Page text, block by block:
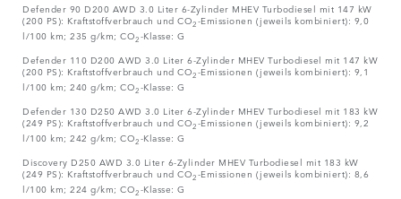
Defender 90 D200 AWD 3.0 Liter 6-Zylinder MHEV Turbodiesel mit 147 kW
(200 PS): Kraftstoffverbrauch und CO2-Emissionen (jeweils kombiniert): 9,0
l/100 km; 235 g/km; CO2-Klasse: G
Defender 110 D200 AWD 3.0 Liter 6-Zylinder MHEV Turbodiesel mit 147 kW
(200 PS): Kraftstoffverbrauch und CO2-Emissionen (jeweils kombiniert): 9,1
l/100 km; 240 g/km; CO2-Klasse: G
Defender 130 D250 AWD 3.0 Liter 6-Zylinder MHEV Turbodiesel mit 183 kW
(249 PS): Kraftstoffverbrauch und CO2-Emissionen (jeweils kombiniert): 9,2
l/100 km; 242 g/km; CO2-Klasse: G
Discovery D250 AWD 3.0 Liter 6-Zylinder MHEV Turbodiesel mit 183 kW
(249 PS): Kraftstoffverbrauch und CO2-Emissionen (jeweils kombiniert): 8,6
l/100 km; 224 g/km; CO2-Klasse: G